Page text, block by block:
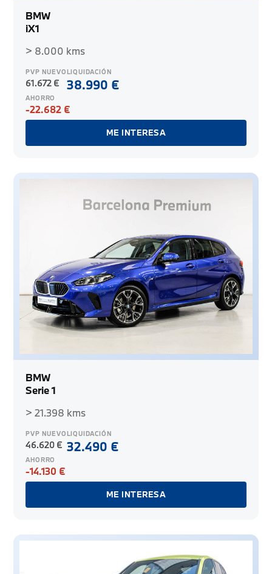
BMW
iX1
> 8.000 kms
PVP NUEVO
61.672 €
LIQUIDACIÓN
38.990 €
AHORRO
-22.682 €
ME INTERESA
BMW
Serie 1
> 21.398 kms
PVP NUEVO
46.620 €
LIQUIDACIÓN
32.490 €
AHORRO
-14.130 €
ME INTERESA